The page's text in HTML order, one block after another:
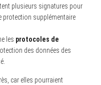
plusieurs signatures pour
protection supplémentaire
les protocoles de
des données des
car elles pourraient